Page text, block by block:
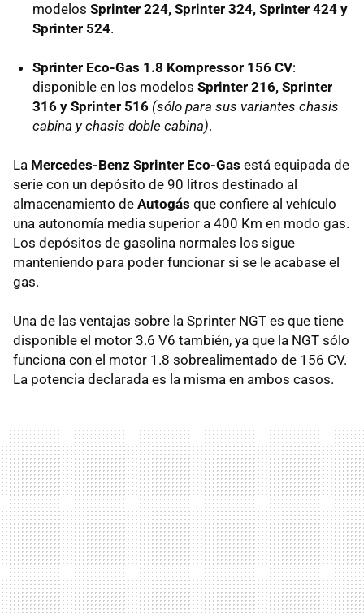
modelos Sprinter 224, Sprinter 324, Sprinter 424 y
Sprinter 524.
Sprinter Eco-Gas 1.8 Kompressor 156 CV:
disponible en los modelos Sprinter 216, Sprinter
316 y Sprinter 516 (sólo para sus variantes chasis
cabina y chasis doble cabina).
La Mercedes-Benz Sprinter Eco-Gas está equipada de
serie con un depósito de 90 litros destinado al
almacenamiento de Autogás que confiere al vehículo
una autonomía media superior a 400 Km en modo gas.
Los depósitos de gasolina normales los sigue
manteniendo para poder funcionar si se le acabase el
gas.
Una de las ventajas sobre la Sprinter NGT es que tiene
disponible el motor 3.6 V6 también, ya que la NGT sólo
funciona con el motor 1.8 sobrealimentado de 156 CV.
La potencia declarada es la misma en ambos casos.